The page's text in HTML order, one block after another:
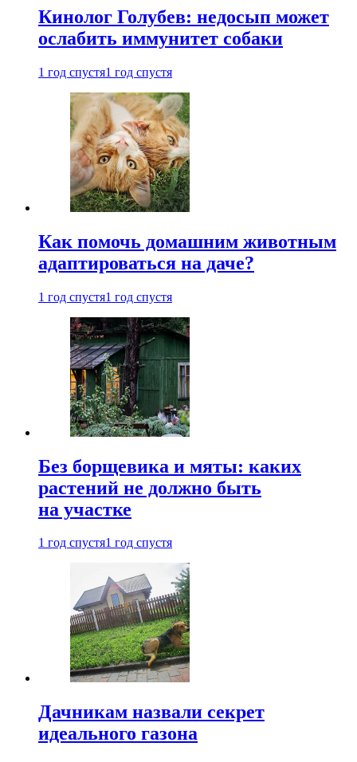
Кинолог Голубев: недосып может
ослабить иммунитет собаки
1 год спустя1 год спустя
Как помочь домашним животным
адаптироваться на даче?
1 год спустя1 год спустя
Без борщевика и мяты: каких
растений не должно быть
на участке
1 год спустя1 год спустя
Дачникам назвали секрет
идеального газона